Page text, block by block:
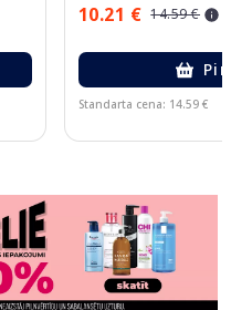
10.21 € 14.59 €
Standarta cena: 14.59 €